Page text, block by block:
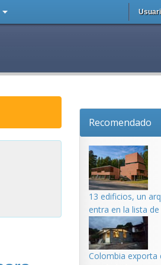
Recomendado
13 edificios, un
entra en la lista de
Colombia exporta